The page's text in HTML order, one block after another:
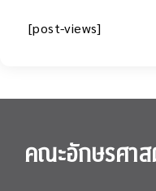
[post-views]
คณะอักษรศา